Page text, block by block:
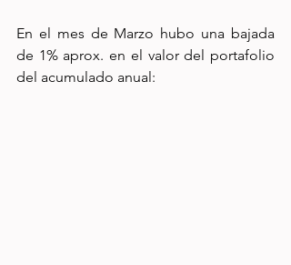
En el mes de Marzo hubo una bajada
de 1% aprox. en el valor del portafolio
del acumulado anual: